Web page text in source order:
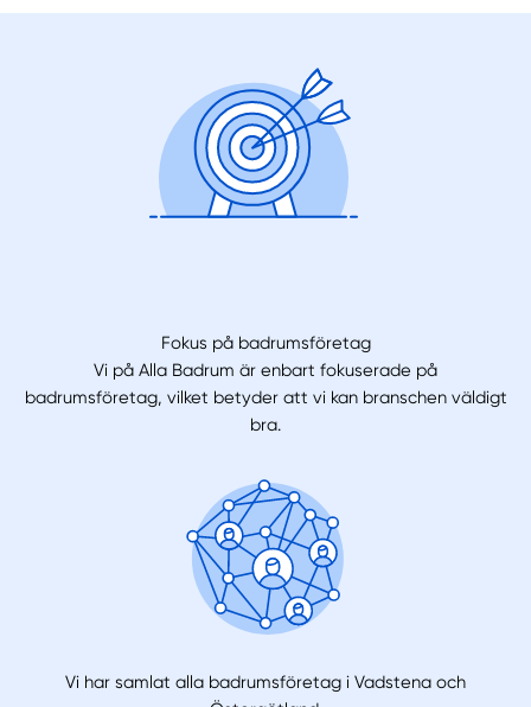
Fokus på badrumsföretag
Vi på Alla Badrum är enbart fokuserade på
badrumsföretag, vilket betyder att vi kan branschen väldigt
bra.
Vi har samlat alla badrumsföretag i Vadstena och